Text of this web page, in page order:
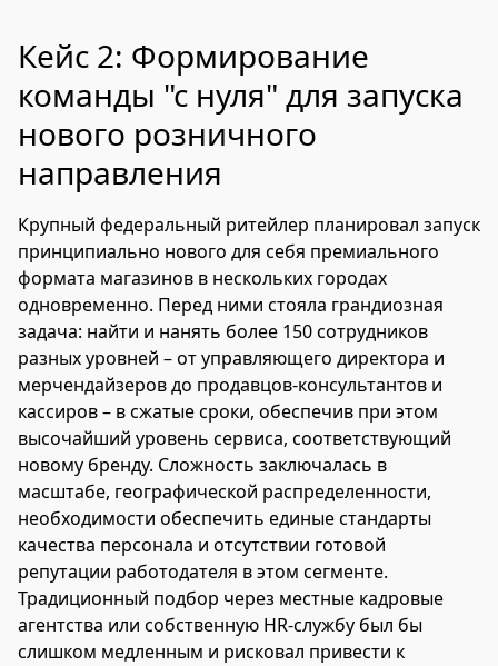
Кейс 2: Формирование
команды "с нуля" для запуска
нового розничного
направления
Крупный федеральный ритейлер планировал запуск
принципиально нового для себя премиального
формата магазинов в нескольких городах
одновременно. Перед ними стояла грандиозная
задача: найти и нанять более 150 сотрудников
разных уровней – от управляющего директора и
мерчендайзеров до продавцов-консультантов и
кассиров – в сжатые сроки, обеспечив при этом
высочайший уровень сервиса, соответствующий
новому бренду. Сложность заключалась в
масштабе, географической распределенности,
необходимости обеспечить единые стандарты
качества персонала и отсутствии готовой
репутации работодателя в этом сегменте.
Традиционный подбор через местные кадровые
агентства или собственную HR-службу был бы
слишком медленным и рисковал привести к